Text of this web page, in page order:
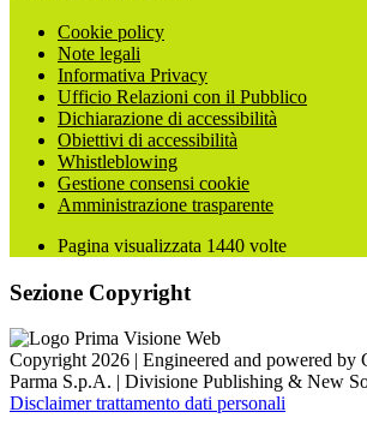
Cookie policy
Note legali
Informativa Privacy
Ufficio Relazioni con il Pubblico
Dichiarazione di accessibilità
Obiettivi di accessibilità
Whistleblowing
Gestione consensi cookie
Amministrazione trasparente
Pagina visualizzata 1440 volte
Sezione Copyright
Copyright 2026 | Engineered and powered by
Parma S.p.A. | Divisione Publishing & New
Disclaimer trattamento dati personali